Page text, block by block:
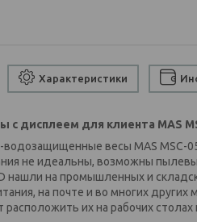
Характеристики
с дисплеем для клиента MAS
весы MAS MSC-
не идеальны, возможны
нашли на промышленных и
на почте и во многих
расположить их на рабочих